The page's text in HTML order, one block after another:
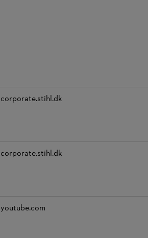
corporate.stihl.dk
corporate.stihl.dk
youtube.com